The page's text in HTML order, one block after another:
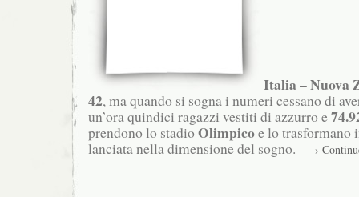
Italia – Nuova
42, ma quando si sogna i numeri cessano di
un’ora quindici ragazzi vestiti di azzurro e
prendono lo stadio Olimpicoe lo trasformano
lanciata nella dimensione del sogno.
›